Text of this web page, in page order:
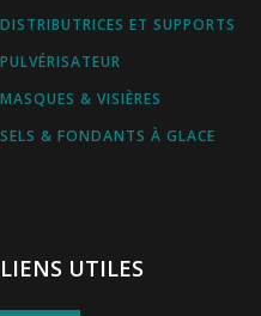
DISTRIBUTRICES ET SUPPORTS
PULVÉRISATEUR
MASQUES & VISIÈRES
SELS & FONDANTS À GLACE
LIENS UTILES